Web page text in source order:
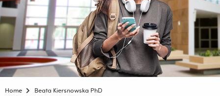
Home Beata Kiersnowska PhD